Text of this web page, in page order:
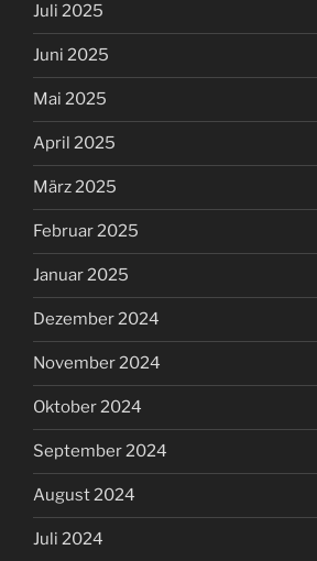
Juli 2025
Juni 2025
Mai 2025
April 2025
März 2025
Februar 2025
Januar 2025
Dezember 2024
November 2024
Oktober 2024
September 2024
August 2024
Juli 2024